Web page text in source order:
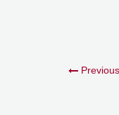
Previous